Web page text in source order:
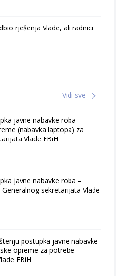
rješenja Vlade, ali radnici
Vidi sve
javne nabavke roba –
(nabavka laptopa) za
Vlade FBiH
javne nabavke roba –
sekretarijata Vlade
postupka javne nabavke
opreme za potrebe
FBiH